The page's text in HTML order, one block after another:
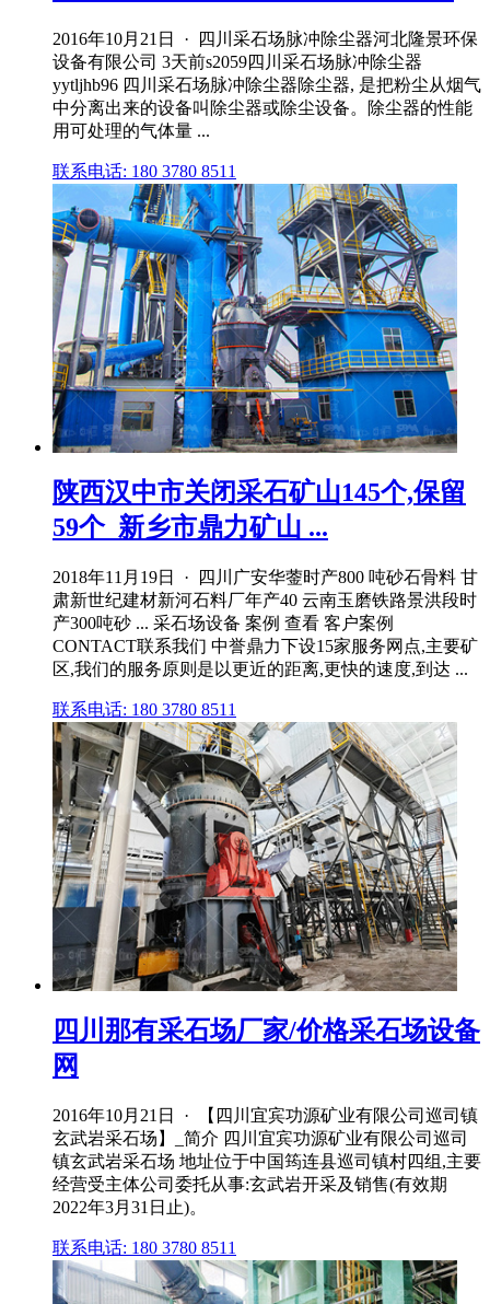
2016年10月21日 · 四川采石场脉冲除尘器河北隆景环保
设备有限公司 3天前s2059四川采石场脉冲除尘器
yytljhb96 四川采石场脉冲除尘器除尘器, 是把粉尘从烟气
中分离出来的设备叫除尘器或除尘设备。除尘器的性能
用可处理的气体量 ...
联系电话: 180 3780 8511
陕西汉中市关闭采石矿山145个,保留
59个_新乡市鼎力矿山 ...
2018年11月19日 · 四川广安华蓥时产800 吨砂石骨料 甘
肃新世纪建材新河石料厂年产40 云南玉磨铁路景洪段时
产300吨砂 ... 采石场设备 案例 查看 客户案例
CONTACT联系我们 中誉鼎力下设15家服务网点,主要矿
区,我们的服务原则是以更近的距离,更快的速度,到达 ...
联系电话: 180 3780 8511
四川那有采石场厂家/价格采石场设备
网
2016年10月21日 · 【四川宜宾功源矿业有限公司巡司镇
玄武岩采石场】_简介 四川宜宾功源矿业有限公司巡司
镇玄武岩采石场 地址位于中国筠连县巡司镇村四组,主要
经营受主体公司委托从事:玄武岩开采及销售(有效期
2022年3月31日止)。
联系电话: 180 3780 8511